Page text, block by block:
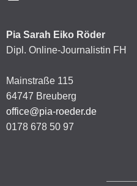
Pia Sarah Eiko Röder
Dipl. Online-Journalistin FH
Mainstraße 115
64747 Breuberg
office@pia-roeder.de
0178 678 50 97